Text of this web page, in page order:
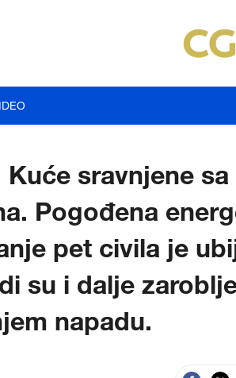
sravnjene
Pogođena
pet civila je
su i dalje
napadu.